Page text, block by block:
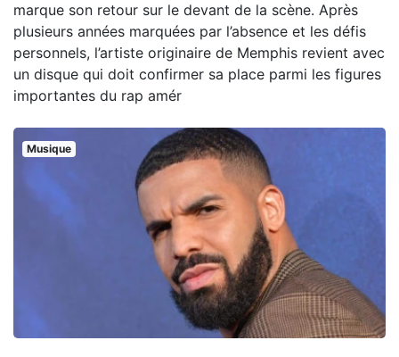
marque son retour sur le devant de la scène. Après
plusieurs années marquées par l’absence et les défis
personnels, l’artiste originaire de Memphis revient avec
un disque qui doit confirmer sa place parmi les figures
importantes du rap amér
Musique